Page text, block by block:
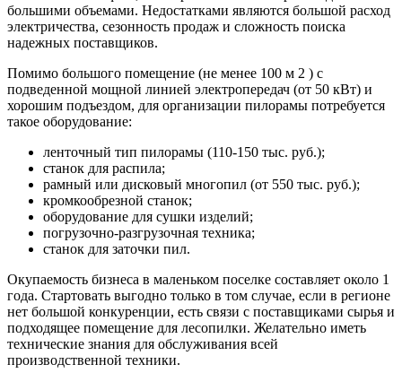
большими объемами. Недостатками являются большой расход
электричества, сезонность продаж и сложность поиска
надежных поставщиков.
Помимо большого помещение (не менее 100 м 2 ) с
подведенной мощной линией электропередач (от 50 кВт) и
хорошим подъездом, для организации пилорамы потребуется
такое оборудование:
ленточный тип пилорамы (110-150 тыс. руб.);
станок для распила;
рамный или дисковый многопил (от 550 тыс. руб.);
кромкообрезной станок;
оборудование для сушки изделий;
погрузочно-разгрузочная техника;
станок для заточки пил.
Окупаемость бизнеса в маленьком поселке составляет около 1
года. Стартовать выгодно только в том случае, если в регионе
нет большой конкуренции, есть связи с поставщиками сырья и
подходящее помещение для лесопилки. Желательно иметь
технические знания для обслуживания всей
производственной техники.